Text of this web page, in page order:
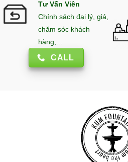
Tư Vấn Viên
Chính sách đại lý, giá,
chăm sóc khách
hàng,...
CALL